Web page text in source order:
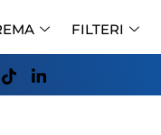
FILTERI